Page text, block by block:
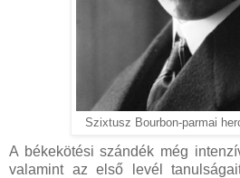
Szixtusz Bourbon-parmai
A békekötési szándék még
valamint az első levél